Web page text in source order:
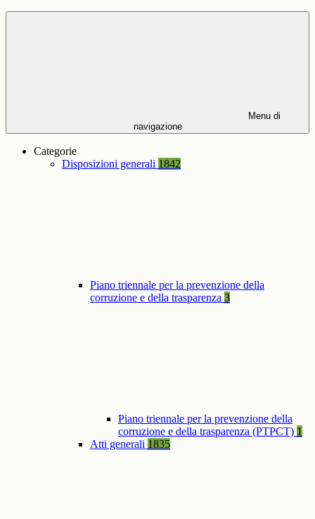
Menu di
navigazione
Categorie
Disposizioni generali 1842
Piano triennale per la prevenzione della
corruzione e della trasparenza 3
Piano triennale per la prevenzione della
corruzione e della trasparenza (PTPCT) 1
Atti generali 1835